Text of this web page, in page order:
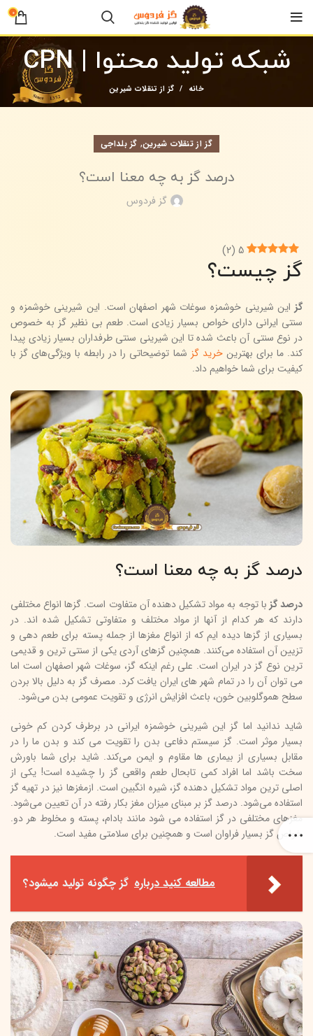
0
شبکه تولید محتوا | CPN
خانه گز از تنقلات شیرین
گز از تنقلات شیرین, گز بلداجی
درصد گز به چه معنا است؟
گز فردوس
5
(
2
)
گز چیست؟
گز این شیرینی خوشمزه سوغات شهر اصفهان است. این شیرینی خوشمزه و
سنتی ایرانی دارای خواص بسیار زیادی است. طعم بی نظیر گز به خصوص
در نوع سنتی آن باعث شده تا این شیرینی سنتی طرفداران بسیار زیادی پیدا
کند. ما برای بهترینخرید گز شما توضیحاتی را در رابطه با ویژگی‌های گز با
کیفیت برای شما خواهیم داد.
درصد گز به چه معنا است؟
درصد گز با توجه به مواد تشکیل دهنده آن متفاوت است. گزها انواع مختلفی
دارند که هر کدام از آنها از مواد مختلف و متفاوتی تشکیل شده اند. در
بسیاری از گزها دیده ایم که از انواع مغزها از جمله پسته برای طعم دهی و
تزیین آن استفاده می‌کنند. همچنین گزهای آردی یکی از سنتی ترین و قدیمی
ترین نوع گز در ایران است. علی رغم اینکه گز، سوغات شهر اصفهان است اما
می توان آن را در تمام شهر های ایران یافت کرد. مصرف گز به دلیل بالا بردن
سطح هموگلوبین خون، باعث افزایش انرژی و تقویت عمومی بدن می‌شود.
شاید ندانید اما گز این شیرینی خوشمزه ایرانی در برطرف کردن کم خونی
بسیار موثر است. گز سیستم دفاعی بدن را تقویت می کند و بدن ما را در
مقابل بسیاری از بیماری ها مقاوم و ایمن می‌کند. شاید برای شما باورش
سخت باشد اما افراد کمی تابحال طعم واقعی گز را چشیده است! یکی از
اصلی ترین مواد تشکیل دهنده گز، شیره انگبین است. ازمغزها نیز در تهیه گز
استفاده می‌شود. درصد گز بر مبنای میزان مغز بکار رفته در آن تعیین می‌شود.
مغزهای مختلفی در گز استفاده می شود مانند بادام، پسته و مخلوط هر دو.
خواص گز بسیار فراوان است و همچنین برای سلامتی مفید است.
مطالعه کنید درباره‌ گز چگونه تولید میشود؟